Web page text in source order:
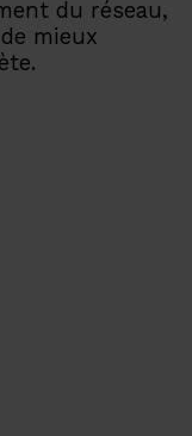
du réseau,
mieux